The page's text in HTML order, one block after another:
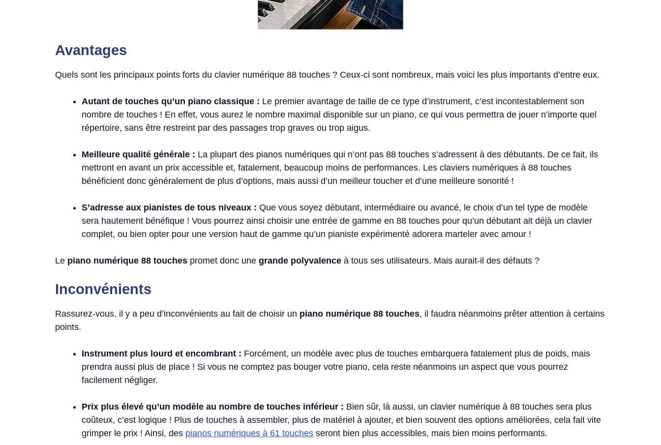
Avantages
Quels sont les principaux points forts du clavier numérique 88 touches ? Ceux-ci sont nombreux, mais voici les plus importants d’entre eux.
Autant de touches qu’un piano classique : Le premier avantage de taille de ce type d’instrument, c’est incontestablement son
nombre de touches ! En effet, vous aurez le nombre maximal disponible sur un piano, ce qui vous permettra de jouer n’importe quel
répertoire, sans être restreint par des passages trop graves ou trop aigus.
Meilleure qualité générale : La plupart des pianos numériques qui n’ont pas 88 touches s’adressent à des débutants. De ce fait, ils
mettront en avant un prix accessible et, fatalement, beaucoup moins de performances. Les claviers numériques à 88 touches
bénéficient donc généralement de plus d’options, mais aussi d’un meilleur toucher et d’une meilleure sonorité !
S’adresse aux pianistes de tous niveaux : Que vous soyez débutant, intermédiaire ou avancé, le choix d’un tel type de modèle
sera hautement bénéfique ! Vous pourrez ainsi choisir une entrée de gamme en 88 touches pour qu’un débutant ait déjà un clavier
complet, ou bien opter pour une version haut de gamme qu’un pianiste expérimenté adorera marteler avec amour !
Le piano numérique 88 touches promet donc une grande polyvalence à tous ses utilisateurs. Mais aurait-il des défauts ?
Inconvénients
Rassurez-vous, il y a peu d’inconvénients au fait de choisir un piano numérique 88 touches, il faudra néanmoins prêter attention à certains
points.
Instrument plus lourd et encombrant : Forcément, un modèle avec plus de touches embarquera fatalement plus de poids, mais
prendra aussi plus de place ! Si vous ne comptez pas bouger votre piano, cela reste néanmoins un aspect que vous pourrez
facilement négliger.
Prix plus élevé qu’un modèle au nombre de touches inférieur : Bien sûr, là aussi, un clavier numérique à 88 touches sera plus
coûteux, c’est logique ! Plus de touches à assembler, plus de matériel à ajouter, et bien souvent des options améliorées, cela fait vite
grimper le prix ! Ainsi, des pianos numériques à 61 touches seront bien plus accessibles, mais bien moins performants.